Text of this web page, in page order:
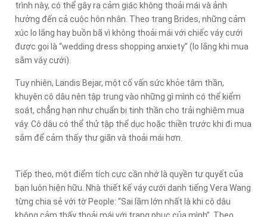
trình này, có thể gây ra cảm giác không thoải mái và ảnh
hưởng đến cả cuộc hôn nhân. Theo trang Brides, những cảm
xúc lo lắng hay buồn bã vì không thoải mái với chiếc váy cưới
được gọi là “wedding dress shopping anxiety” (lo lắng khi mua
sắm váy cưới).
Tuy nhiên, Landis Bejar, một cố vấn sức khỏe tâm thần,
khuyên cô dâu nên tập trung vào những gì mình có thể kiểm
soát, chẳng hạn như chuẩn bị tinh thần cho trải nghiệm mua
váy. Cô dâu có thể thử tập thể dục hoặc thiền trước khi đi mua
sắm để cảm thấy thư giãn và thoải mái hơn.
Tiếp theo, một điểm tích cực cần nhớ là quyền tự quyết của
bạn luôn hiện hữu. Nhà thiết kế váy cưới danh tiếng Vera Wang
từng chia sẻ với tờ People: “Sai lầm lớn nhất là khi cô dâu